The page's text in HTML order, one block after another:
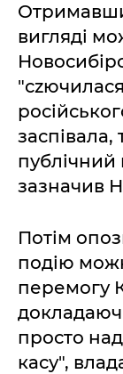
вигляді
публічний
зазначив
Потім
подію
перемогу
просто
касу",